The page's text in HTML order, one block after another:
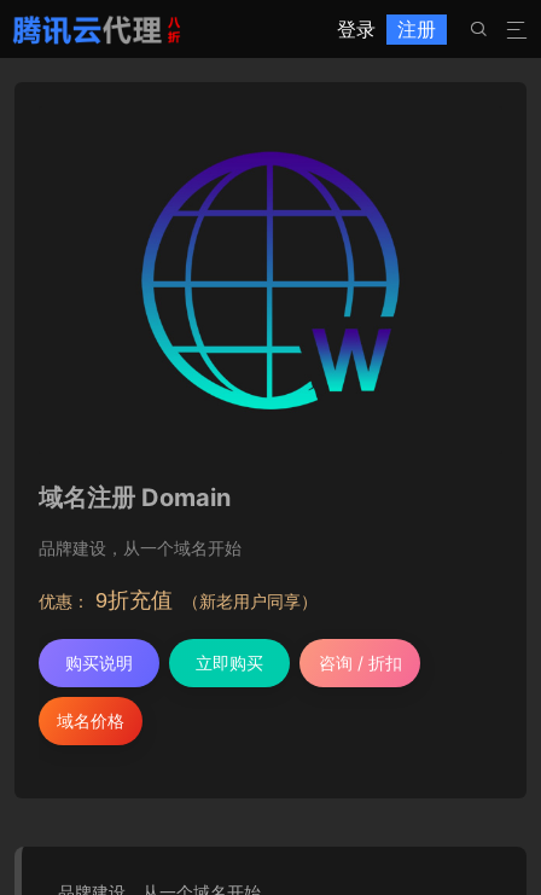
登录 注册 

域名注册 Domain
品牌建设，从一个域名开始
优惠： 9折充值 （新老用户同享）
购买说明 立即购买 咨询 / 折扣
域名价格